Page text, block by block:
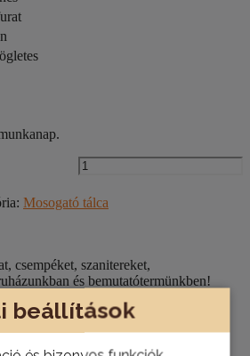
beállítások
Mosogató tálca
csempéket, szanitereket,
és bemutatótermünkben!